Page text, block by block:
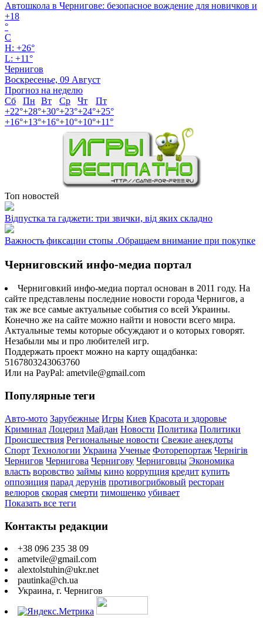
Автошкола в Чернигове: безопасное вождение для новичков и
+18
°
C
H: +26°
L: +11°
Чернигов
Воскресенье, 09 Август
Прогноз на неделю
Сб
Пн Вт Ср Чт
Пт
+22°+28°+30°+23°+24°+25°
+16°+13°+16°+10°+10°+11°
Топ новостей
Відпустка та гаджети: три звички, від яких складно
Важность фиксации стопы .Обращаем внимание при покупке
Черниговский инфо-медиа портал
Черниговкий инфо-медиа портал основан в 2011 году. На
сайте представлены последние новости города Чернигов, а
так же все самые актуальные события со всей Украины.
Конечно же на сайте можно найти и новости всего мира.
Актуальные темы которые обсуждают и о которых говорят.
Незабыли мы и про любителей игр.
Поддержать проект можно на карту ощадбанка:
5167803243063760
Или на PayPal: ametvile@gmail.com
Популярные теги
Авто-мото Зарубежные Игры Киев Красота и здоровье
Криминал Лоцерил Майдан Новости Политика Политики
Происшествия Региональные новости Свежие анекдоты
Спорт Технологии Украина Ученые Фоторепортаж Чернігів
Чернигов Чернигова Чернигову Черниговцы Экономика
власть воровство займы кино коррупция кредит купить
оппозиция парад дерунів противогрибковый ресторан
велюров скорая смерти тимошенко убивает
Показать все теги
Контакты редакции
+38 096 235 38 09
ametvile@gmail.com
alextolstuhin@ukr.net
pautinka@ch.ua
Украина, г. Чернигов